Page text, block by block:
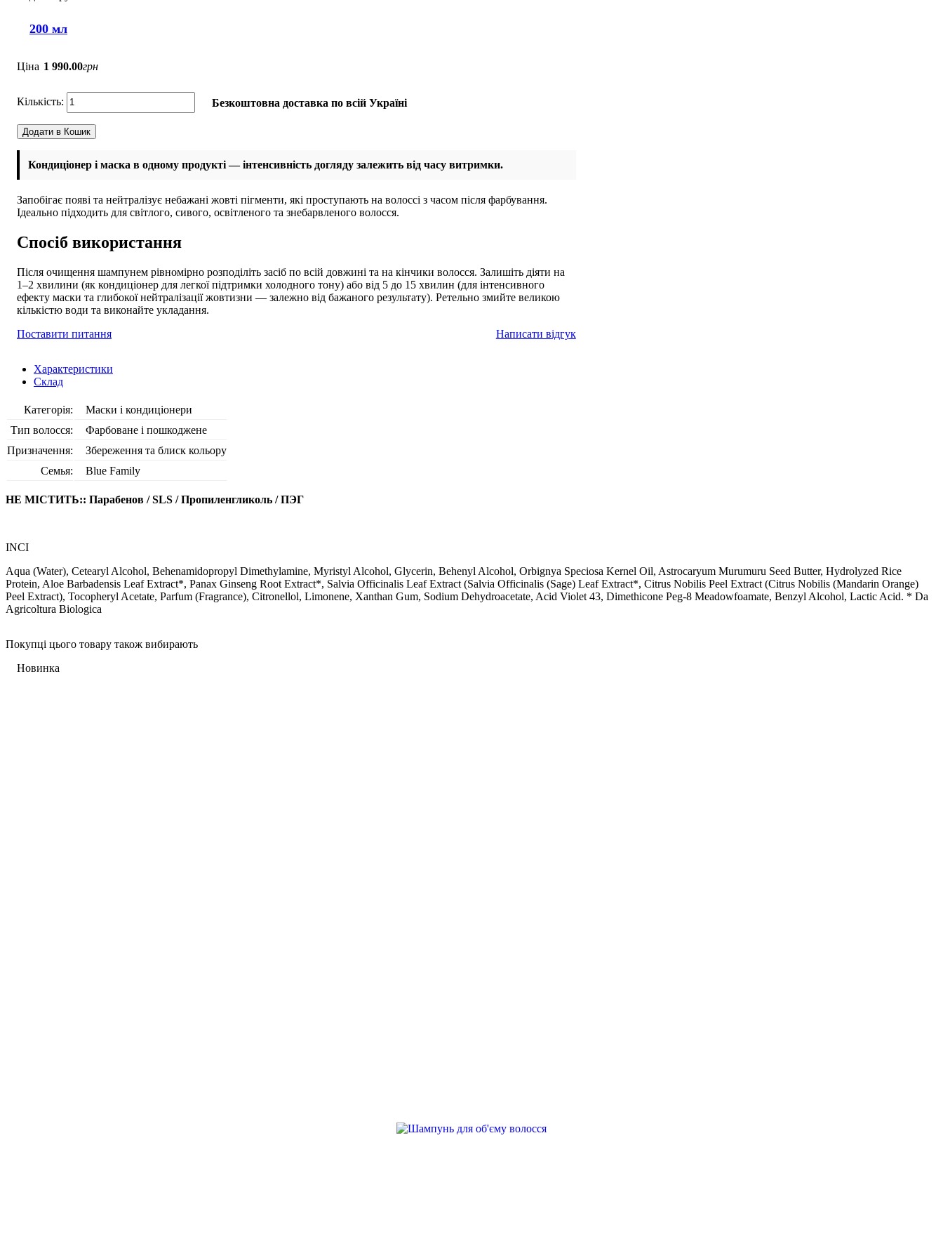
200 мл
Ціна 1 990.00грн
Безкоштовна доставка по всій Україні
Додати в Кошик
Кондиціонер і маска в одному продукті — інтенсивність догляду залежить від часу витримки.
Запобігає появі та нейтралізує небажані жовті пігменти, які проступають на волоссі з часом після фарбування.
Ідеально підходить для світлого, сивого, освітленого та знебарвленого волосся.
Спосіб використання
Після очищення шампунем рівномірно розподіліть засіб по всій довжині та на кінчики волосся. Залишіть діяти на
1–2 хвилини (як кондиціонер для легкої підтримки холодного тону) або від 5 до 15 хвилин (для інтенсивного
ефекту маски та глибокої нейтралізації жовтизни — залежно від бажаного результату). Ретельно змийте великою
кількістю води та виконайте укладання.
Поставити питання
Написати відгук
Характеристики
Склад
Категорія:
Маски і кондиціонери
Тип волосся:
Фарбоване і пошкоджене
Призначення:
Збереження та блиск кольору
Семья:
Blue Family
НЕ МІСТИТЬ:: Парабенов / SLS / Пропиленгликоль / ПЭГ
INCI
Aqua (Water), Cetearyl Alcohol, Behenamidopropyl Dimethylamine, Myristyl Alcohol, Glycerin, Behenyl Alcohol, Orbignya Speciosa Kernel Oil, Astrocaryum Murumuru Seed Butter, Hydrolyzed Rice
Protein, Aloe Barbadensis Leaf Extract*, Panax Ginseng Root Extract*, Salvia Officinalis Leaf Extract (Salvia Officinalis (Sage) Leaf Extract*, Citrus Nobilis Peel Extract (Citrus Nobilis (Mandarin Orange)
Peel Extract), Tocopheryl Acetate, Parfum (Fragrance), Citronellol, Limonene, Xanthan Gum, Sodium Dehydroacetate, Acid Violet 43, Dimethicone Peg-8 Meadowfoamate, Benzyl Alcohol, Lactic Acid. * Da
Agricoltura Biologica
Покупці цього товару також вибирають
ICONIC FORMULA
BESTSELLER
Новинка